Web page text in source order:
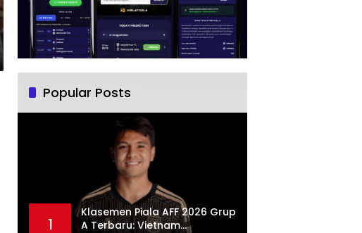
Popular Posts
1
Klasemen Piala AFF 2026 Grup
A Terbaru: Vietnam